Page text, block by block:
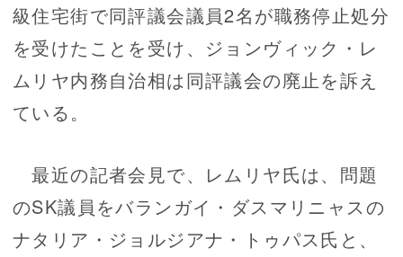
級住宅街で同評議会議員2名が職務停止処分
を受けたことを受け、ジョンヴィック・レ
ムリヤ内務自治相は同評議会の廃止を訴え
ている。
最近の記者会見で、レムリヤ氏は、問題
のSK議員をバランガイ・ダスマリニャスの
ナタリア・ジョルジアナ・トゥパス氏と、